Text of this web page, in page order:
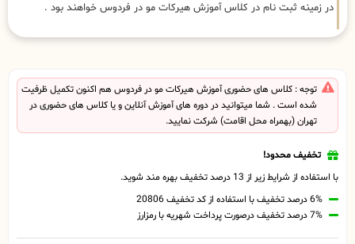
در زمینه ثبت نام در کلاس آموزش هیرکات مو در فردوس خواهند بود .
توجه : کلاس های حضوری آموزش هیرکات مو در فردوس هم اکنون تکمیل ظرفیت
شده است . شما میتوانید در دوره های آموزش آنلاین و یا کلاس های حضوری در
تهران (بهمراه محل اقامت) شرکت نمایید.
تخفیف محدود!
با استفاده از شرایط زیر از 13 درصد تخفیف بهره مند شوید.
6% درصد تخفیف با استفاده از کد تخفیف 20806
7% درصد تخفیف درصورت پرداخت شهریه با رمزارز